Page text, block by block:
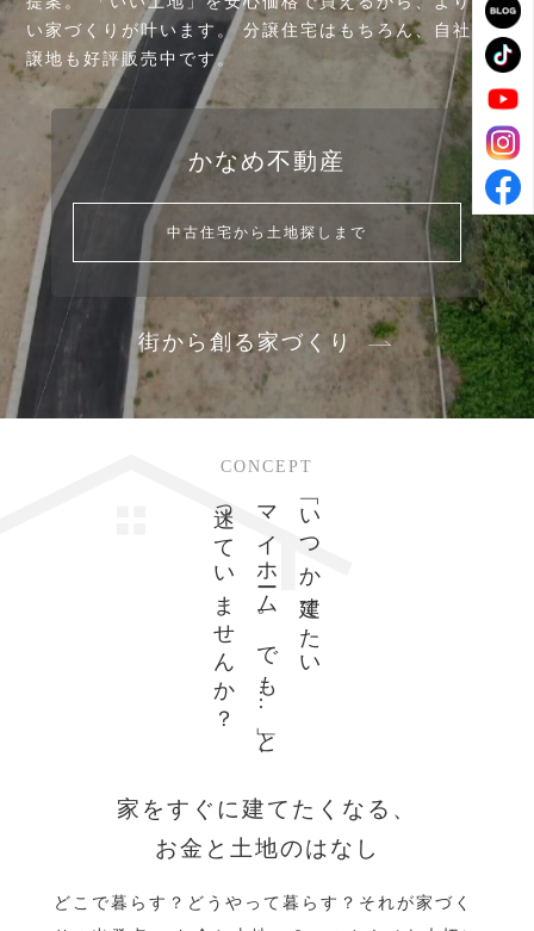
い家づくりが叶います。 分譲住宅はもちろん、自社分
譲地も好評販売中です。
かなめ不動産
中古住宅から土地探しまで
街から創る家づくり
CONCEPT
「いつか建てたい
マイホーム。でも…」と、
迷っていませんか？
家をすぐに建てたくなる、
お金と土地のはなし
どこで暮らす？どうやって暮らす？それが家づく